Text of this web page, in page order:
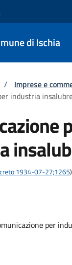
di Ischia
pane
/ Imprese e
industria
07-27;1265)
per